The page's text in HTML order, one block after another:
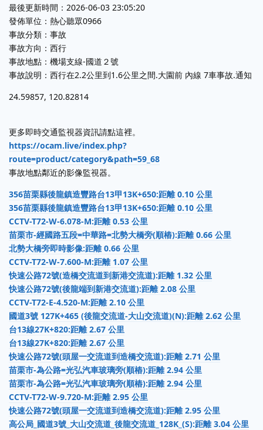
最後更新時間：2026-06-03 23:05:20
發佈單位：熱心聽眾0966
事故分類：事故
事故方向：西行
事故地點：機場支線-國道２號
事故說明：西行在2.2公里到1.6公里之間.大園前 內線 7車事故.通知
24.59857, 120.82814
更多即時交通監視器資訊請點這裡。
https://ocam.live/index.php?
route=product/category&path=59_68
事故地點鄰近的影像監視器。
356苗栗縣後龍鎮造豐路台13甲13K+650:距離 0.10 公里
356苗栗縣後龍鎮造豐路台13甲13K+650:距離 0.10 公里
CCTV-T72-W-6.078-M:距離 0.53 公里
苗栗市-經國路五段=中華路=北勢大橋旁(順樁):距離 0.66 公里
北勢大橋旁即時影像:距離 0.66 公里
CCTV-T72-W-7.600-M:距離 1.07 公里
快速公路72號(造橋交流道到新港交流道):距離 1.32 公里
快速公路72號(後龍端到新港交流道):距離 2.08 公里
CCTV-T72-E-4.520-M:距離 2.10 公里
國道3號 127K+465 (後龍交流道-大山交流道)(N):距離 2.62 公里
台13線27K+820:距離 2.67 公里
台13線27K+820:距離 2.67 公里
快速公路72號(頭屋一交流道到造橋交流道):距離 2.71 公里
苗栗市-為公路=光弘汽車玻璃旁(順樁):距離 2.94 公里
苗栗市-為公路=光弘汽車玻璃旁(順樁):距離 2.94 公里
CCTV-T72-W-9.720-M:距離 2.95 公里
快速公路72號(頭屋一交流道到造橋交流道):距離 2.95 公里
高公局_國道3號_大山交流道_後龍交流道_128K_(S):距離 3.04 公里